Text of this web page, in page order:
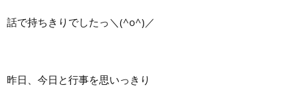
話で持ちきりでしたっ＼(^o^)／
昨日、今日と行事を思いっきり